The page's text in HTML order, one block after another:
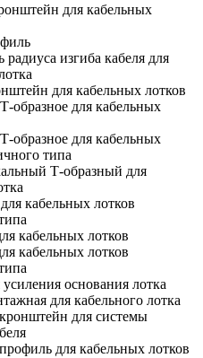
для кабельных
радиуса изгиба кабеля для
для кабельных лотков
образное для кабельных
образное для кабельных
типа
Т-образный для
кабельных лотков
кабельных лотков
кабельных лотков
основания лотка
для кабельного лотка
для системы
для кабельных лотков